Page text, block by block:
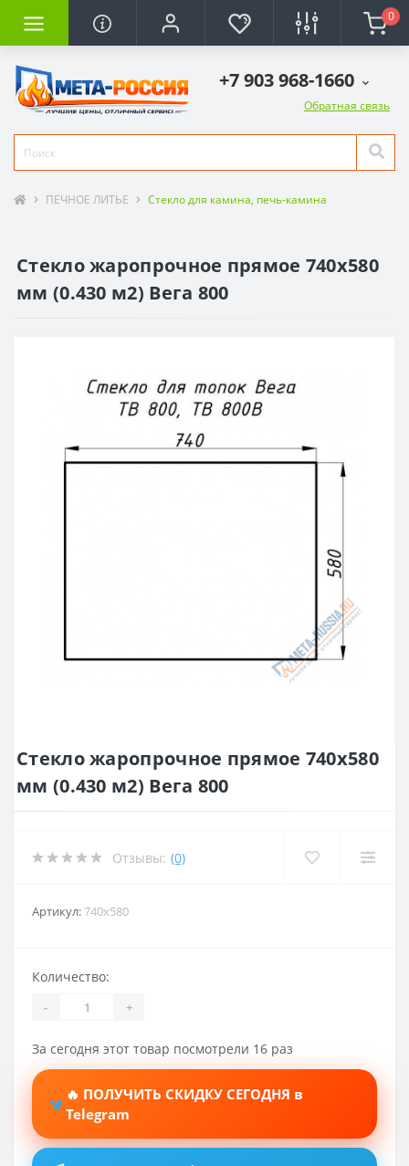
0
+7 903 968-1660
Обратная связь
ПЕЧНОЕ ЛИТЬЕ Стекло для камина, печь-камина
Стекло жаропрочное прямое 740x580
мм (0.430 м2) Вега 800
Стекло жаропрочное прямое 740x580
мм (0.430 м2) Вега 800
Отзывы: (0)
Артикул:740x580
Количество:
- +
За сегодня этот товар посмотрели 16 раз
🔥 ПОЛУЧИТЬ СКИДКУ СЕГОДНЯ в
Telegram